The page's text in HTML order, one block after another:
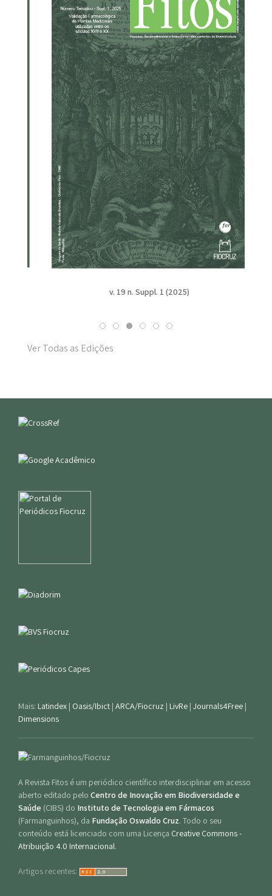
v. 19 n. Suppl. 1 (2025)
Ver Todas as Edições
Mais: Latindex | Oasis/Ibict | ARCA/Fiocruz | LivRe | Journals4Free |
Dimensions
A Revista Fitos é um periódico científico interdisciplinar em acesso
aberto editado pelo Centro de Inovação em Biodiversidade e
Saúde (CIBS) do Instituto de Tecnologia em Fármacos
(Farmanguinhos), da Fundação Oswaldo Cruz. Todo o seu
conteúdo está licenciado com uma Licença Creative Commons -
Atribuição 4.0 Internacional.
Artigos recentes: